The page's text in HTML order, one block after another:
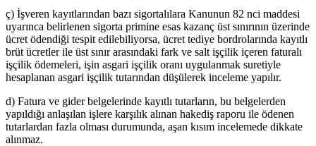
ç) İşveren kayıtlarından bazı sigortalılara Kanunun 82 nci maddesi
uyarınca belirlenen sigorta primine esas kazanç üst sınırının üzerinde
ücret ödendiği tespit edilebiliyorsa, ücret tediye bordrolarında kayıtlı
brüt ücretler ile üst sınır arasındaki fark ve salt işçilik içeren faturalı
işçilik ödemeleri, işin asgari işçilik oranı uygulanmak suretiyle
hesaplanan asgari işçilik tutarından düşülerek inceleme yapılır.
d) Fatura ve gider belgelerinde kayıtlı tutarların, bu belgelerden
yapıldığı anlaşılan işlere karşılık alınan hakediş raporu ile ödenen
tutarlardan fazla olması durumunda, aşan kısım incelemede dikkate
alınmaz.